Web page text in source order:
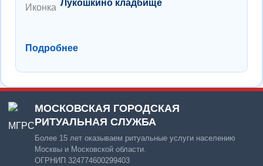
Подробнее
МОСКОВСКАЯ ГОРОДСКАЯ
РИТУАЛЬНАЯ СЛУЖБА
Более 15 лет оказываем ритуальные услуги населению
Москвы и Московской области.
ОГРНИП 324774600299403